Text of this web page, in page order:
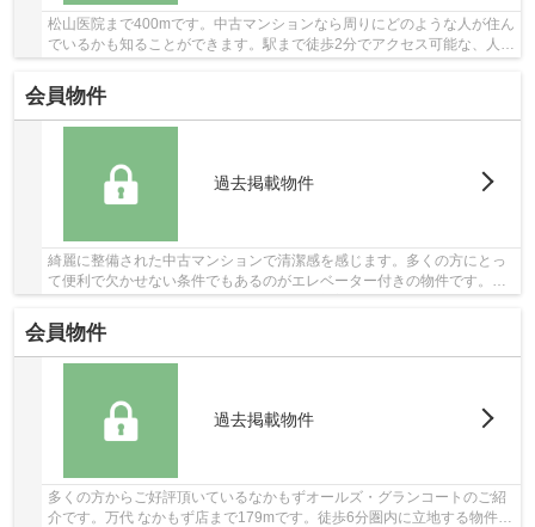
松山医院まで400mです。中古マンションなら周りにどのような人が住ん
でいるかも知ることができます。駅まで徒歩2分でアクセス可能な、人気
会員物件
過去掲載物件
綺麗に整備された中古マンションで清潔感を感じます。多くの方にとっ
て便利で欠かせない条件でもあるのがエレベーター付きの物件です。平
会員物件
過去掲載物件
多くの方からご好評頂いているなかもずオールズ・グランコートのご紹
介です。万代 なかもず店まで179mです。徒歩6分圏内に立地する物件で